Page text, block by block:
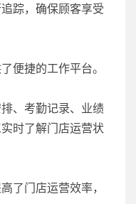
踪，确保顾客享受
便捷的工作平台。
、考勤记录、业绩
时了解门店运营状
了门店运营效率，